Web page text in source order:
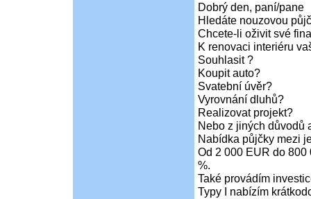
Dobrý den, paní/pane
Hledáte nouzovou
Chcete-li oživit své
K renovaci interiéru
Souhlasit ?
Koupit auto?
Svatební úvěr?
Vyrovnání dluhů?
Realizovat projekt?
Nebo z jiných důvodů
Nabídka půjčky mezi
Od 2 000 EUR do
%.
Také provádím
Typy I nabízím